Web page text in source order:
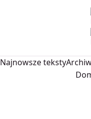
Najnowsze teksty